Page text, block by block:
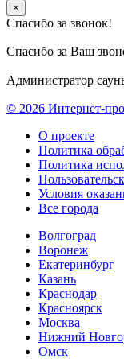
×
Спасибо за звонок!
Спасибо за Ваш
Администратор
© 2026 Интернет-
О проекте
Политика
Политика
Условия
Все города
Волгоград
Воронеж
Екатеринбург
Казань
Краснодар
Красноярск
Москва
Нижний
Омск